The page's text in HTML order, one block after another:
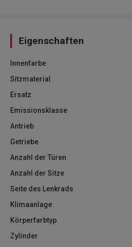
Eigenschaften
Innenfarbe
Sitzmaterial
Ersatz
Emissionsklasse
Antrieb
Getriebe
Anzahl der Türen
Anzahl der Sitze
Seite des Lenkrads
Klimaanlage
Körperfarbtyp
Zylinder